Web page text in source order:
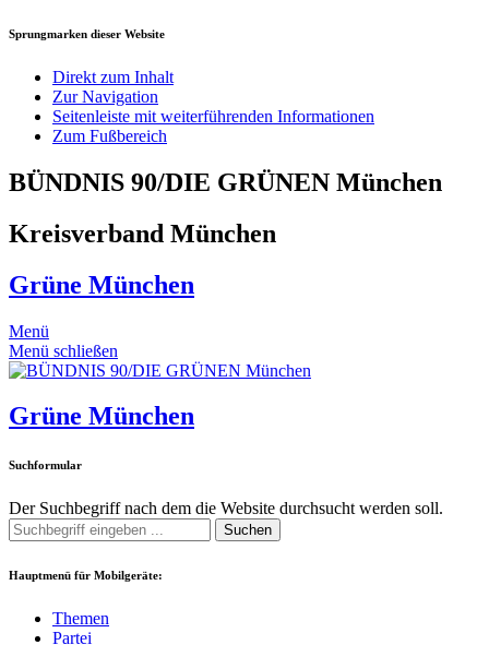
Sprungmarken dieser Website
Direkt zum Inhalt
Zur Navigation
Seitenleiste mit weiterführenden Informationen
Zum Fußbereich
BÜNDNIS 90/DIE GRÜNEN München
Kreisverband München
Grüne München
Menü
Menü schließen
Grüne München
Suchformular
Der Suchbegriff nach dem die Website durchsucht werden soll.
Suchen
Hauptmenü für Mobilgeräte:
Themen
Partei